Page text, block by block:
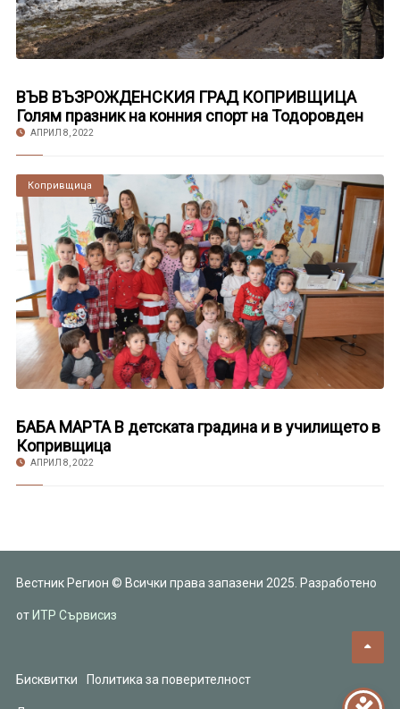
ВЪВ ВЪЗРОЖДЕНСКИЯ ГРАД КОПРИВЩИЦА
Голям празник на конния спорт на Тодоровден
АПРИЛ 8, 2022
Копривщица
БАБА МАРТА В детската градина и в училището в
Копривщица
АПРИЛ 8, 2022
Вестник Регион © Всички права запазени 2025. Разработено
от ИТР Сървисиз
Бисквитки Политика за поверителност